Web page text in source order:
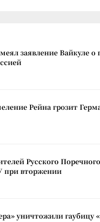
заявление Вайкуле о
Рейна грозит
Русского
при вторжении
уничтожили гаубицу